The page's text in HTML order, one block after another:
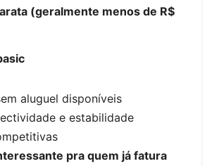
(geralmente menos de R$
aluguel disponíveis
e estabilidade
pra quem já fatura